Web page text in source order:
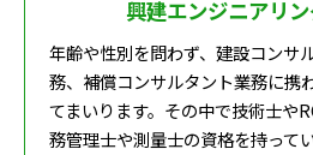
興建エンジニアリ
年齢や性別を問わず、建設コンサ
務、補償コンサルタント業務に携
てまいります。その中で技術士や
務管理士や測量士の資格を持って